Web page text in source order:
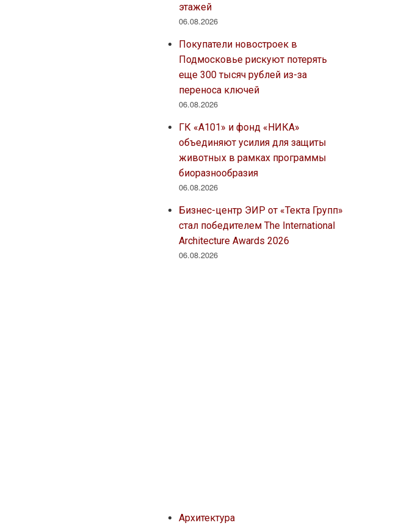
этажей
06.08.2026
Покупатели новостроек в
Подмосковье рискуют потерять
еще 300 тысяч рублей из-за
переноса ключей
06.08.2026
ГК «А101» и фонд «НИКА»
объединяют усилия для защиты
животных в рамках программы
биоразнообразия
06.08.2026
Бизнес-центр ЭИР от «Текта Групп»
стал победителем The International
Architecture Awards 2026
06.08.2026
Архитектура